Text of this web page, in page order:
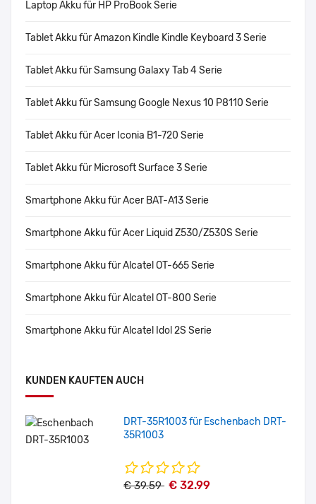
Laptop Akku für HP ProBook Serie
Tablet Akku für Amazon Kindle Kindle Keyboard 3 Serie
Tablet Akku für Samsung Galaxy Tab 4 Serie
Tablet Akku für Samsung Google Nexus 10 P8110 Serie
Tablet Akku für Acer Iconia B1-720 Serie
Tablet Akku für Microsoft Surface 3 Serie
Smartphone Akku für Acer BAT-A13 Serie
Smartphone Akku für Acer Liquid Z530/Z530S Serie
Smartphone Akku für Alcatel OT-665 Serie
Smartphone Akku für Alcatel OT-800 Serie
Smartphone Akku für Alcatel Idol 2S Serie
KUNDEN KAUFTEN AUCH
DRT-35R1003 für Eschenbach DRT-
35R1003
€ 39.59 € 32.99